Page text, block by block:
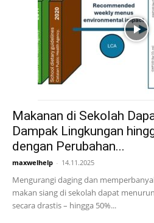
Makanan di Sekolah
Dampak Lingkungan
dengan Perubahan...
maxwelhelp - 14.11.2025
Mengurangi daging dan
makan siang di sekolah dapat
secara drastis – hingga 50%...